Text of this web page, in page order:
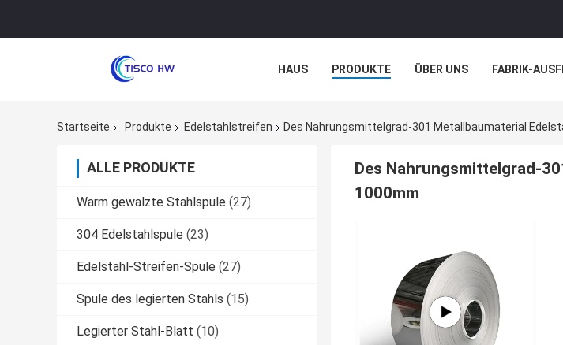
HAUS PRODUKTE ÜBER UNS FABRIK-
Startseite
Produkte Edelstahlstreifen Des Nahrungsmittelgrad-301 Metallbaumaterial
ALLE PRODUKTE
Warm gewalzte Stahlspule (27)
304 Edelstahlspule (23)
Edelstahl-Streifen-Spule (27)
Spule des legierten Stahls (15)
Legierter Stahl-Blatt (10)
Des Nahrungsmittelgrad-
1000mm